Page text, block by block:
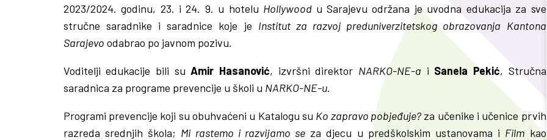
2023/2024. godinu, 23. i 24. 9. u hotelu Hollywood u Sarajevu održana je uvodna edukacija za sve
stručne saradnike i saradnice koje je Institut za razvoj preduniverzitetskog obrazovanja Kantona
Sarajevo odabrao po javnom pozivu.
Voditelji edukacije bili suAmir Hasanović, izvršni direktor NARKO-NE-a i Sanela Pekić, Stručna
saradnica za programe prevencije u školi u NARKO-NE-u.
Programi prevencije koji su obuhvaćeni u Katalogu su Ko zapravo pobjeđuje?za učenike i učenice prvih
razreda srednjih škola; Mi rastemo i razvijamo se za djecu u predškolskim ustanovama i Film kao